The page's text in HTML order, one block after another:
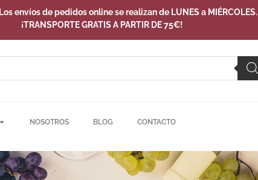
Los envíos de pedidos online se realizan de LUNES a MIÉRCOLES.
¡TRANSPORTE GRATIS A PARTIR DE 75€!
NOSOTROS BLOG CONTACTO